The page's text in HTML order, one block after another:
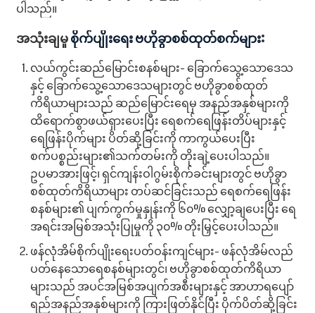
ပါသည်။
အသုံးချမှုစိုက်ပျိုးရေး ဗဟိုခွာစစ်ထုတ်စက်များ:
လယ်ကွင်းဆည်မြောင်းစနစ်များ- ခြောက်သွေ့သောဒေသ
နှင့် ခြောက်သွေ့သောဒေသများတွင် ဗဟိုခွာစစ်ထုတ်
ကိရိယာများသည် ဆည်မြောင်းရေမှ အနည်အနှစ်များကို
ထိရောက်စွာဖယ်ရှားပေးပြီး ရေစက်ရေဖြန်းတိပ်များနှင့်
ရေဖြန်းပိုက်များ ပိတ်ဆို့ခြင်းကို ကာကွယ်ပေးပြီး
စက်ပစ္စည်းများ၏သက်တမ်းကို တိုးချဲ့ပေးပါသည်။
ဥပမာအားဖြင့်၊ ရှင်ကျန်းဝါဂွမ်းစိုက်ခင်းများတွင် ဗဟိုခွာ
စစ်ထုတ်ကိရိယာများ တပ်ဆင်ခြင်းသည် ရေစက်ရေဖြန်း
စနစ်များ၏ ပျက်ကွက်မှုနှုန်းကို ၆၀% လျှော့ချပေးပြီး ရေ
အရင်းအမြစ်အသုံးပြုမှုကို ၃၀% တိုးမြှင့်ပေးပါသည်။
ဖန်လုံအိမ်စိုက်ပျိုးရေးပတ်ဝန်းကျင်များ- ဖန်လုံအိမ်လည်
ပတ်နေသောရေစနစ်များတွင်၊ ဗဟိုခွာစစ်ထုတ်ကိရိယာ
များသည် အပင်အမြစ်အပျက်အစီးများနှင့် အာဟာရပျော်
ရည်အနည်အနှစ်များကို ကြားဖြတ်နိုင်ပြီး ပိုက်ပိတ်ဆို့ခြင်း